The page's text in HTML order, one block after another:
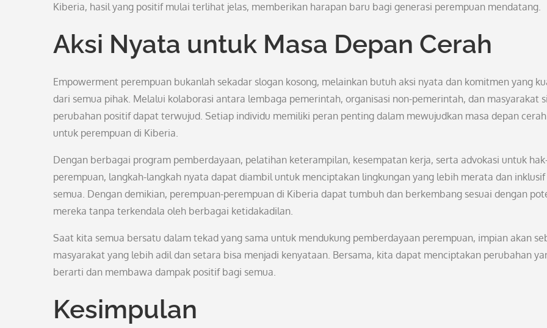
Kiberia, hasil yang positif mulai terlihat jelas, memberikan harapan baru bagi generasi perempuan mendatang.
Aksi Nyata untuk Masa Depan Cerah
Empowerment perempuan bukanlah sekadar slogan kosong, melainkan butuh aksi nyata dan komitmen yang
dari semua pihak. Melalui kolaborasi antara lembaga pemerintah, organisasi non-pemerintah, dan masyarakat
perubahan positif dapat terwujud. Setiap individu memiliki peran penting dalam mewujudkan masa depan cerah
untuk perempuan di Kiberia.
Dengan berbagai program pemberdayaan, pelatihan keterampilan, kesempatan kerja, serta advokasi untuk
perempuan, langkah-langkah nyata dapat diambil untuk menciptakan lingkungan yang lebih merata dan
semua. Dengan demikian, perempuan-perempuan di Kiberia dapat tumbuh dan berkembang sesuai dengan
mereka tanpa terkendala oleh berbagai ketidakadilan.
Saat kita semua bersatu dalam tekad yang sama untuk mendukung pemberdayaan perempuan, impian akan
masyarakat yang lebih adil dan setara bisa menjadi kenyataan. Bersama, kita dapat menciptakan perubahan
berarti dan membawa dampak positif bagi semua.
Kesimpulan